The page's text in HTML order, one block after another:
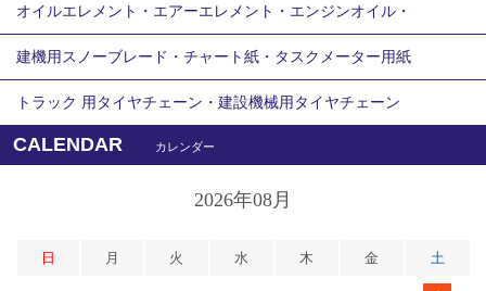
オイルエレメント・エアーエレメント・エンジンオイル・
建機用スノーブレード・チャート紙・タスクメーター用紙
トラック 用タイヤチェーン・建設機械用タイヤチェーン
CALENDAR カレンダー
2026年08月
日 月 火 水 木 金 土